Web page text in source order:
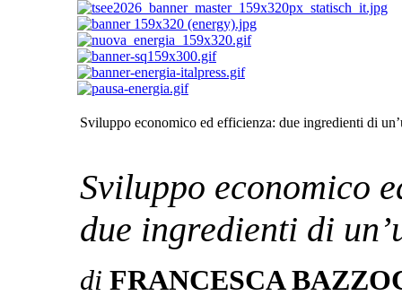
Sviluppo economico ed efficienza: due ingredienti di
Sviluppo economico
due ingredienti di
di FRANCESCA